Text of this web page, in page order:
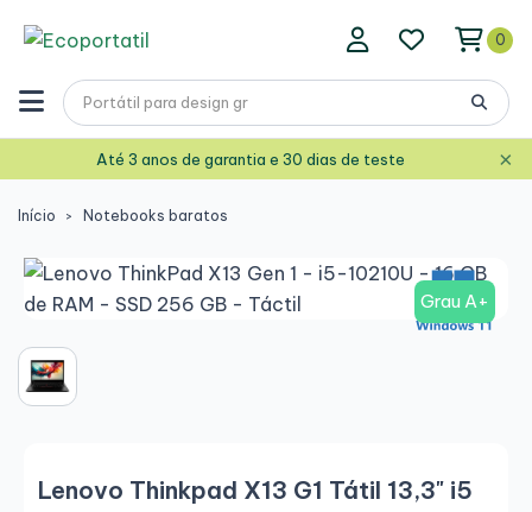
0
Até 3 anos de garantia e 30 dias de teste ×
Início Notebooks baratos
Grau A+
Lenovo Thinkpad X13 G1 Tátil 13,3" i5